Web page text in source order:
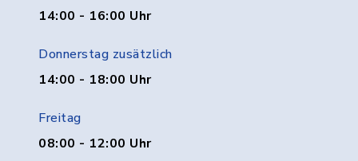
14:00 - 16:00 Uhr
Donnerstag zusätzlich
14:00 - 18:00 Uhr
Freitag
08:00 - 12:00 Uhr